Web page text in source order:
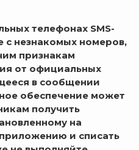
телефонах SMS-
незнакомых номеров,
признакам
от официальных
в сообщении
обеспечение может
получить
на
и списать